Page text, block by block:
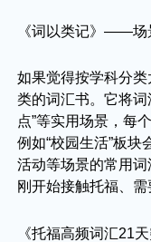
《词以类记》——场
如果觉得按学科分
类的词汇书。它将词
点”等实用场景，每
例如“校园生活”板块
活动等场景的常用
刚开始接触托福、需
《托福高频词汇21